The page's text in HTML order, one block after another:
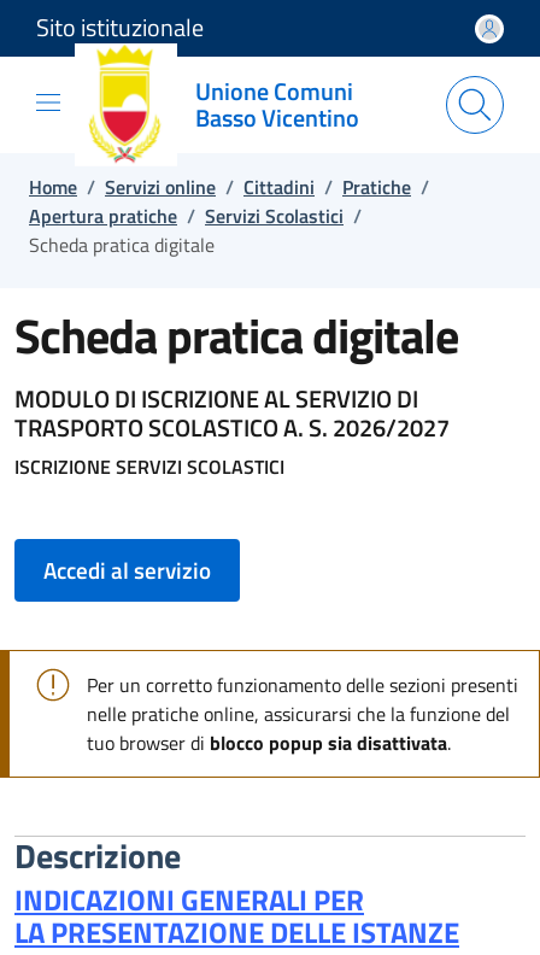
Salta e vai al contenuto
Salta e vai al footer
Sito istituzionale
Unione Comuni
Basso Vicentino
Home / Servizi online / Cittadini / Pratiche /
Apertura pratiche / Servizi Scolastici /
Scheda pratica digitale
Scheda pratica digitale
MODULO DI ISCRIZIONE AL SERVIZIO DI
TRASPORTO SCOLASTICO A. S. 2026/2027
ISCRIZIONE SERVIZI SCOLASTICI
Accedi al servizio
Per un corretto funzionamento delle sezioni presenti
nelle pratiche online, assicurarsi che la funzione del
tuo browser di blocco popup sia disattivata.
Descrizione
INDICAZIONI GENERALI PER
LAPRESENTAZIONE DELLE ISTANZE